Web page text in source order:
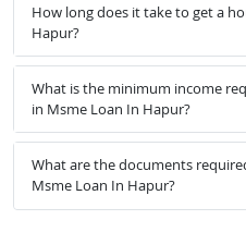
How long does it take to get a
Hapur?
What is the minimum income
in Msme Loan In Hapur?
What are the documents
Msme Loan In Hapur?